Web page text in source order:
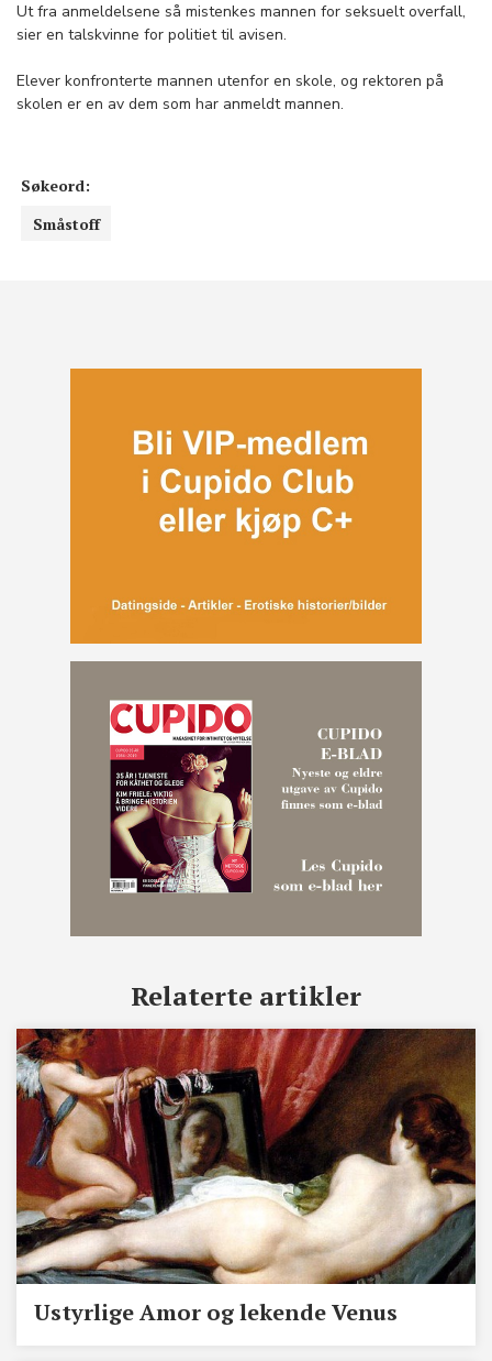
Ut fra anmeldelsene så mistenkes mannen for seksuelt overfall,
sier en talskvinne for politiet til avisen.
Elever konfronterte mannen utenfor en skole, og rektoren på
skolen er en av dem som har anmeldt mannen.
Søkeord:
Småstoff
Relaterte artikler
Ustyrlige Amor og lekende Venus